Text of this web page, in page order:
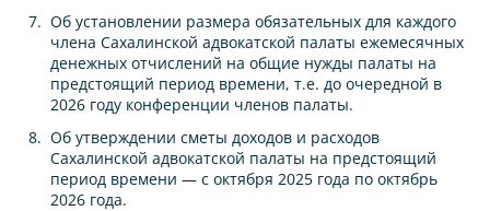
Об установлении размера обязательных для каждого
члена Сахалинской адвокатской палаты ежемесячных
денежных отчислений на общие нужды палаты на
предстоящий период времени, т.е. до очередной в
2026 году конференции членов палаты.
Об утверждении сметы доходов и расходов
Сахалинской адвокатской палаты на предстоящий
период времени — с октября 2025 года по октябрь
2026 года.